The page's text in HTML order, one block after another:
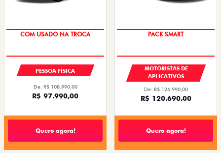
COM USADO NA TROCA
PESSOA FÍSICA
De: R$ 108.990,00
R$ 97.990,00
Quero agora!
PACK SMART
MOTORISTAS DE
APLICATIVOS
De: R$ 126.990,00
R$ 120.690,00
Quero agora!